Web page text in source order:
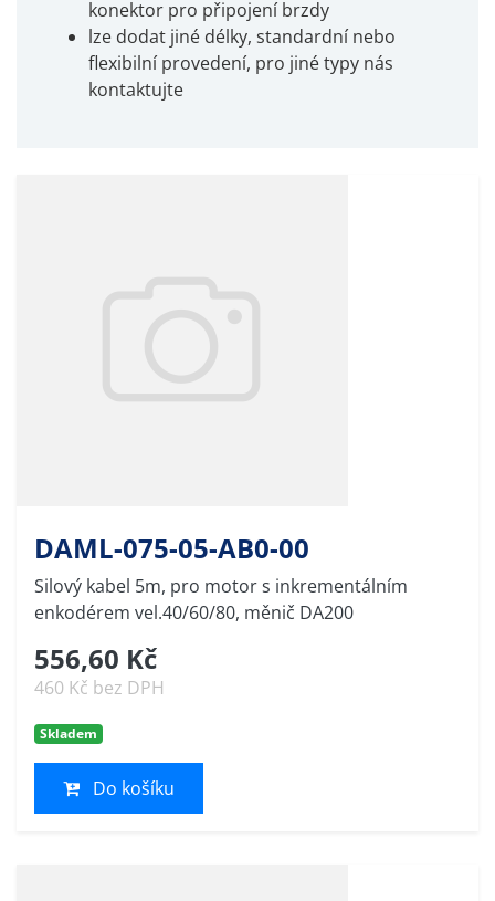
konektor pro připojení brzdy
lze dodat jiné délky, standardní nebo
flexibilní provedení, pro jiné typy nás
kontaktujte
DAML-075-05-AB0-00
Silový kabel 5m, pro motor s inkrementálním
enkodérem vel.40/60/80, měnič DA200
556,60 Kč
460 Kč bez DPH
Skladem
Do košíku